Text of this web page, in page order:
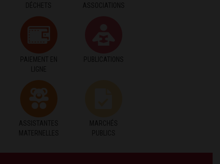
DÉCHETS
ASSOCIATIONS
PAIEMENT EN
LIGNE
PUBLICATIONS
ASSISTANTES
MATERNELLES
MARCHÉS
PUBLICS